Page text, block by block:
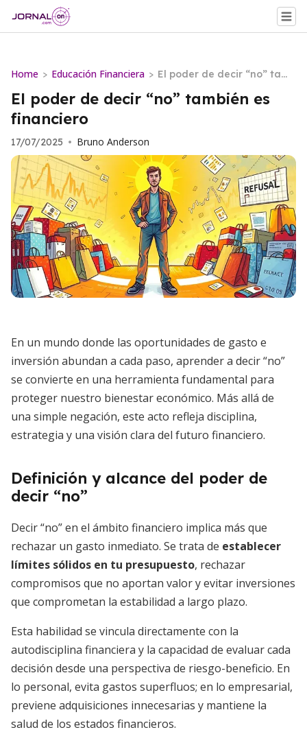
Home > Educación Financiera > El poder de decir “no” tam
bién es financiero
El poder de decir “no” también es
financiero
17/07/2025 • Bruno Anderson
En un mundo donde las oportunidades de gasto e
inversión abundan a cada paso, aprender a decir “no”
se convierte en una herramienta fundamental para
proteger nuestro bienestar económico. Más allá de
una simple negación, este acto refleja disciplina,
estrategia y una visión clara del futuro financiero.
Definición y alcance del poder de
decir “no”
Decir “no” en el ámbito financiero implica más que
rechazar un gasto inmediato. Se trata de establecer
límites sólidos en tu presupuesto, rechazar
compromisos que no aportan valor y evitar inversiones
que comprometan la estabilidad a largo plazo.
Esta habilidad se vincula directamente con la
autodisciplina financiera y la capacidad de evaluar cada
decisión desde una perspectiva de riesgo-beneficio. En
lo personal, evita gastos superfluos; en lo empresarial,
previene adquisiciones innecesarias y mantiene la
salud de los estados financieros.